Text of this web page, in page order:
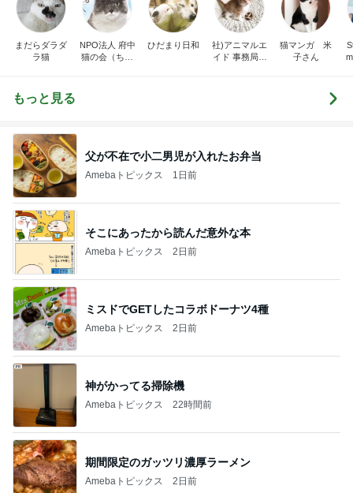
まだらダラダ
ラ猫
NPO法人 府中
猫の会（ちゅ
ひだまり日和
社)アニマルエ
イド 事務局＆
猫マンガ 米
子さん
もっと見る
父が不在で小二男児が入れたお弁当
Amebaトピックス 1日前
そこにあったから読んだ意外な本
Amebaトピックス 2日前
ミスドでGETしたコラボドーナツ4種
Amebaトピックス 2日前
神がかってる掃除機
Amebaトピックス 22時間前
期間限定のガッツリ濃厚ラーメン
Amebaトピックス 2日前